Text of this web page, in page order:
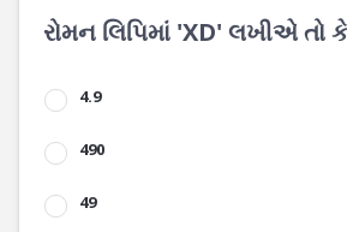
રોમન લિપિમાં 'XD' લખીએ તો
4.9
490
49